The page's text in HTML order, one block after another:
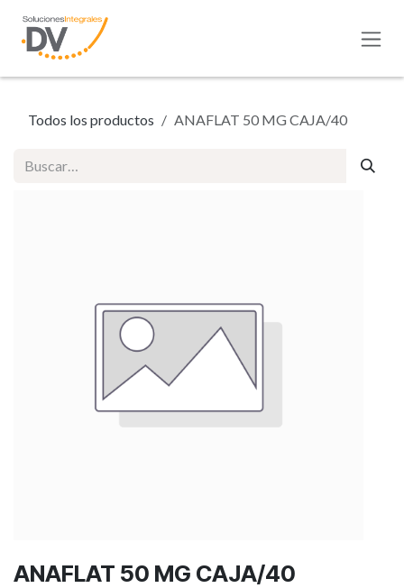
Todos los productos ANAFLAT 50 MG CAJA/40
ANAFLAT 50 MG CAJA/40